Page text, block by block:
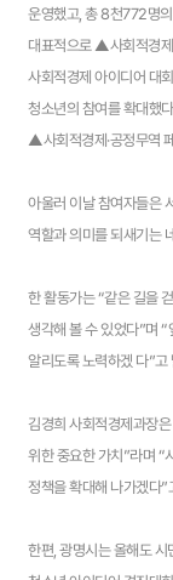
운영했고, 총 8천772명
대표적으로 ▲사회적경
사회적경제 아이디어 대
청소년의 참여를 확대했
▲사회적경제·공정무역
아울러 이날 참여자들은
역할과 의미를 되새기는
한 활동가는 “같은 길을
생각해 볼 수 있었다”며
알리도록 노력하겠 다”고
김경희 사회적경제과장
위한 중요한 가치”라며 “
정책을 확대해 나가겠다”
한편, 광명시는 올해도